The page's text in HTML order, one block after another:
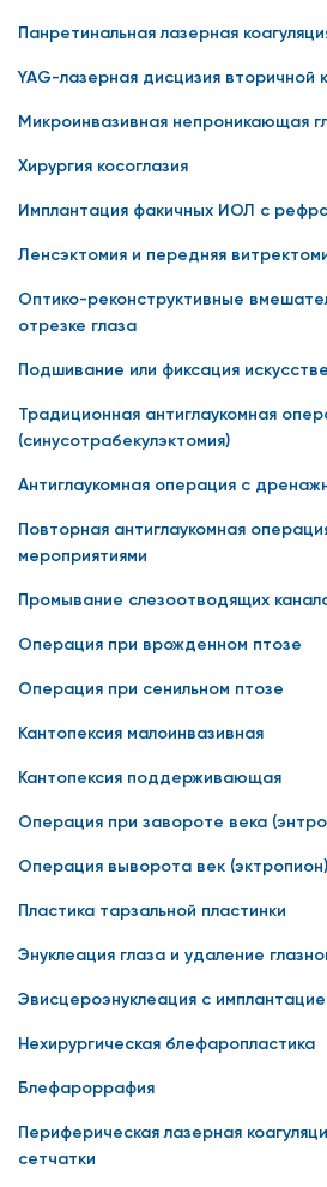
Панретинальная лазерная
YAG-лазерная дисцизия вторичной
Микроинвазивная непроникающая
Хирургия косоглазия
Имплантация факичных ИОЛ с
Ленсэктомия и передняя
Оптико-реконструктивные
отрезке глаза
Подшивание или фиксация
Традиционная антиглаукомная
(синусотрабекулэктомия)
Антиглаукомная операция с
Повторная антиглаукомная
мероприятиями
Промывание слезоотводящих
Операция при врожденном птозе
Операция при сенильном птозе
Кантопексия малоинвазивная
Кантопексия поддерживающая
Операция при завороте века
Операция выворота век (эктропион)
Пластика тарзальной пластинки
Энуклеация глаза и удаление
Эвисцероэнуклеация с
Нехирургическая блефаропластика
Блефароррафия
Периферическая лазерная
сетчатки